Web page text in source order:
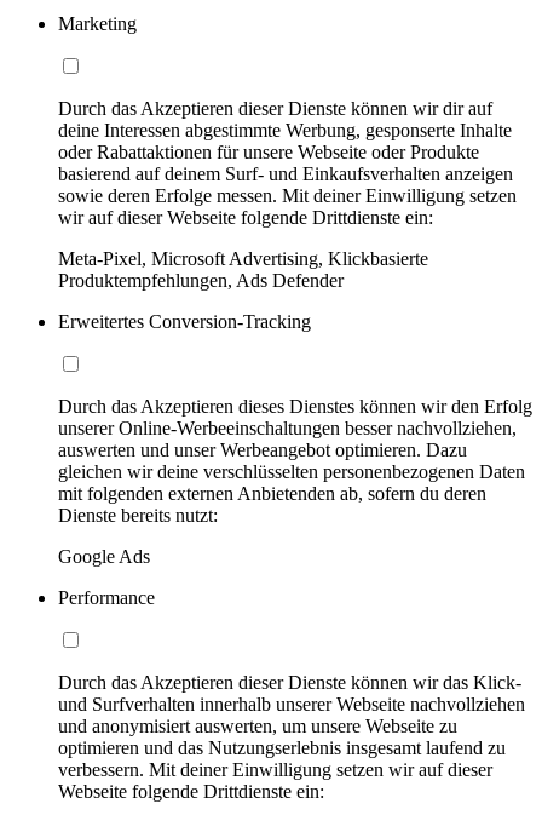
Marketing
Durch das Akzeptieren dieser Dienste können wir dir auf
deine Interessen abgestimmte Werbung, gesponserte Inhalte
oder Rabattaktionen für unsere Webseite oder Produkte
basierend auf deinem Surf- und Einkaufsverhalten anzeigen
sowie deren Erfolge messen. Mit deiner Einwilligung setzen
wir auf dieser Webseite folgende Drittdienste ein:
Meta-Pixel, Microsoft Advertising, Klickbasierte
Produktempfehlungen, Ads Defender
Erweitertes Conversion-Tracking
Durch das Akzeptieren dieses Dienstes können wir den Erfolg
unserer Online-Werbeeinschaltungen besser nachvollziehen,
auswerten und unser Werbeangebot optimieren. Dazu
gleichen wir deine verschlüsselten personenbezogenen Daten
mit folgenden externen Anbietenden ab, sofern du deren
Dienste bereits nutzt:
Google Ads
Performance
Durch das Akzeptieren dieser Dienste können wir das Klick-
und Surfverhalten innerhalb unserer Webseite nachvollziehen
und anonymisiert auswerten, um unsere Webseite zu
optimieren und das Nutzungserlebnis insgesamt laufend zu
verbessern. Mit deiner Einwilligung setzen wir auf dieser
Webseite folgende Drittdienste ein: